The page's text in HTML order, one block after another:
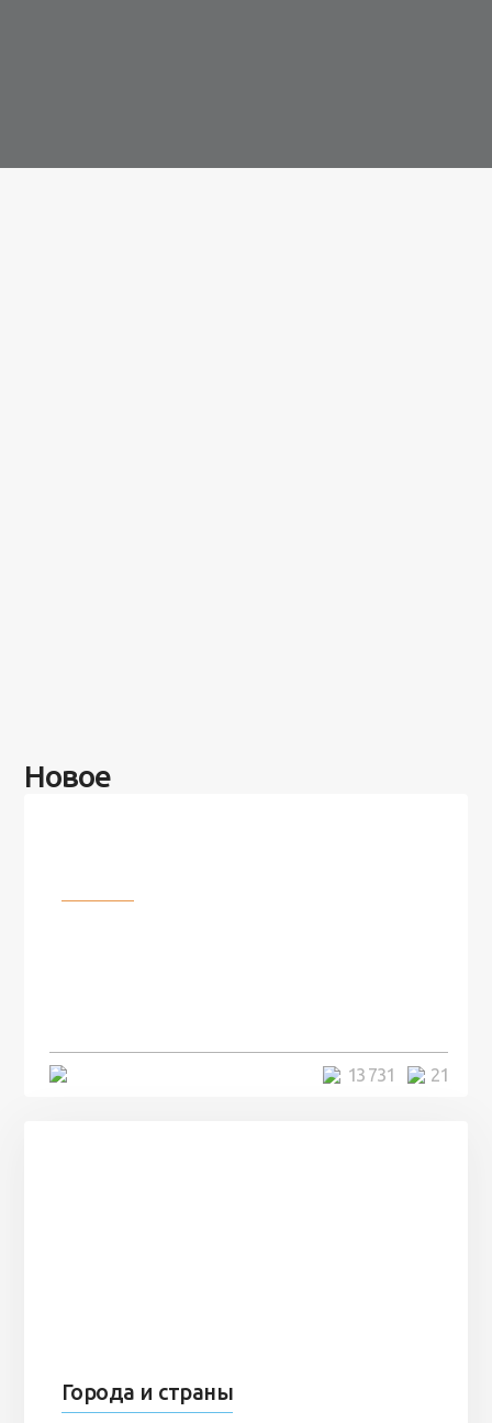
Новое
21
13 731
Города и страны